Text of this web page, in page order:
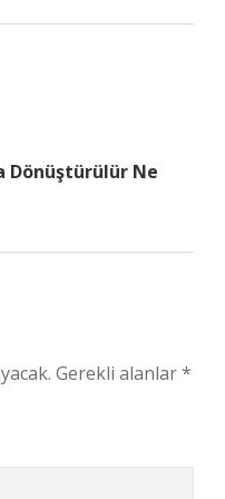
Dönüştürülür Ne
Gerekli alanlar*